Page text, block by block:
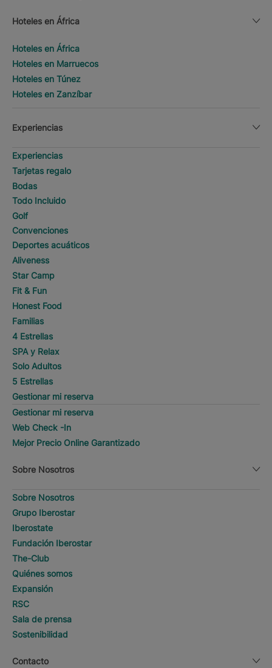
Hoteles en África
Hoteles en África
Hoteles en Marruecos
Hoteles en Túnez
Hoteles en Zanzíbar
Experiencias
Experiencias
Tarjetas regalo
Bodas
Todo Incluido
Golf
Convenciones
Deportes acuáticos
Aliveness
Star Camp
Fit & Fun
Honest Food
Familias
4 Estrellas
SPA y Relax
Solo Adultos
5 Estrellas
Gestionar mi reserva
Gestionar mi reserva
Web Check -In
Mejor Precio Online Garantizado
Sobre Nosotros
Sobre Nosotros
Grupo Iberostar
Iberostate
Fundación Iberostar
The-Club
Quiénes somos
Expansión
RSC
Sala de prensa
Sostenibilidad
Contacto